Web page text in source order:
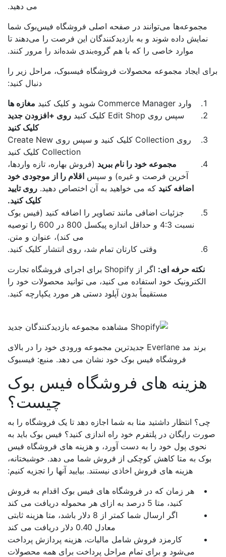
می دهید.
مجموعه‌ها می‌توانند در صفحه اصلی فروشگاه فیس‌بوک شما
نمایش داده شوند و به بازدیدکنندگان این فرصت را می‌دهند تا
موارد خاصی را که با هم گروه‌بندی شده‌اند را مرور کنند.
ایجاد مجموعه محصولات فروشگاه فیسبوک، مراحل زیر را
دنبال کنید:
وارد Commerce Manager شوید و کلیک کنید
مغازه ها
سپس روی Edit Shop کلیک کنید
روی +افزودن جدید
کلیک کنید
روی Collection کلیک کنید و سپس روی Create New
Collection کلیک کنید
مجموعه خود را نام ببرید (فروش بهاره، تازه واردها،
آخرین فرصت و غیره) و سپساقلام را از موجودی خود
اضافه کنید که می خواهید به آن اختصاص دهید.روی تایید
کلیک کنید.
جزئیات اضافی مانند تصاویر را اضافه کنید (فیس بوک
نسبت 4:3 ​​و حداقل اندازه پیکسل 800 در 600 را توصیه
می کند)، عنوان و متن.
وقتی کارتان تمام شد، روی انتشار کلیک کنید.
نکته حرفه ای:
اگر از Shopify برای اجرای فروشگاه تجارت
الکترونیک خود استفاده می کنید، می توانید محصولات خود را
مستقیماً بدون آپلود دستی هر مورد یکپارچه کنید.
برند مد Everlane جدیدترین مجموعه ورودی خود را در بالای
فروشگاه فیس بوک خود نشان می دهد. منبع: فیسبوک
هزینه های فروشگاه فیس بوک
چیست؟
چی؟ انتظار داشتید متا به شما اجازه دهد تا یک فروشگاه را به
رایگان در پلتفرم خود راه اندازی کنید؟ فیس بوک باید به
نحوی پول خود را به دست آورد، و هزینه های فروشگاه فیس
بوک به متا کاهش کوچکی از فروش شما می دهد. خوشبختانه،
هزینه های فروش اخاذی نیستند. بیایید آنها را تجزیه کنیم:
هر زمان که در فروشگاه های فیس بوک اقدام به فروش
کنید، متا 5 درصد به ازای هر محموله دریافت می کند
اگر ارسال شما کمتر از 8 دلار باشد، متا هزینه ثابتی
معادل 0.40 دلار دریافت می کند
کارمزد فروش شامل مالیات، هزینه پردازش پرداخت
می‌شود و برای تمام مراحل پرداخت برای همه محصولات